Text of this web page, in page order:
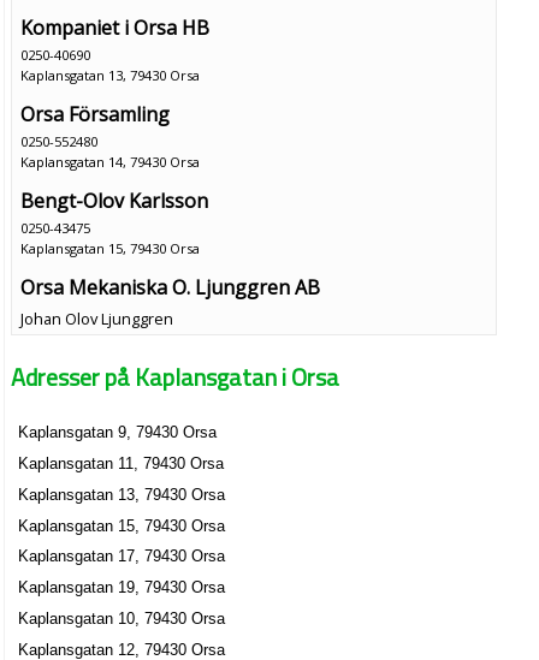
Kompaniet i Orsa HB
0250-40690
Kaplansgatan 13, 79430 Orsa
Orsa Församling
0250-552480
Kaplansgatan 14, 79430 Orsa
Bengt-Olov Karlsson
0250-43475
Kaplansgatan 15, 79430 Orsa
Orsa Mekaniska O. Ljunggren AB
Johan Olov Ljunggren
Kaplansgatan 7, 79430 Orsa
Adresser på Kaplansgatan i Orsa
Kaplansgatan 9, 79430 Orsa
Kaplansgatan 11, 79430 Orsa
Kaplansgatan 13, 79430 Orsa
Kaplansgatan 15, 79430 Orsa
Kaplansgatan 17, 79430 Orsa
Kaplansgatan 19, 79430 Orsa
Kaplansgatan 10, 79430 Orsa
Kaplansgatan 12, 79430 Orsa